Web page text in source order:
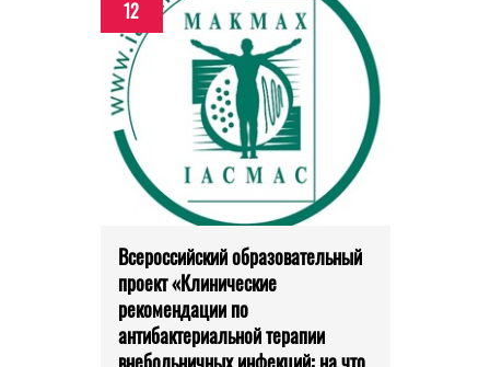
12
Всероссийский образовательный
проект «Клинические
рекомендации по
антибактериальной терапии